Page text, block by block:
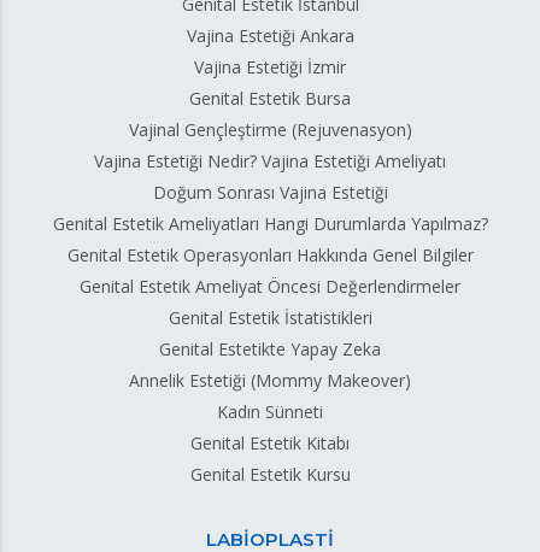
Vajina Estetiği Ankara
Vajina Estetiği İzmir
Genital Estetik Bursa
Vajinal Gençleştirme (Rejuvenasyon)
Vajina Estetiği Nedir? Vajina Estetiği Ameliyatı
Doğum Sonrası Vajina Estetiği
Genital Estetik Ameliyatları Hangi Durumlarda Yapılmaz?
Genital Estetik Operasyonları Hakkında Genel Bilgiler
Genital Estetik Ameliyat Öncesi Değerlendirmeler
Genital Estetik İstatistikleri
Genital Estetikte Yapay Zeka
Annelik Estetiği (Mommy Makeover)
Kadın Sünneti
Genital Estetik Kitabı
Genital Estetik Kursu
LABİOPLASTİ